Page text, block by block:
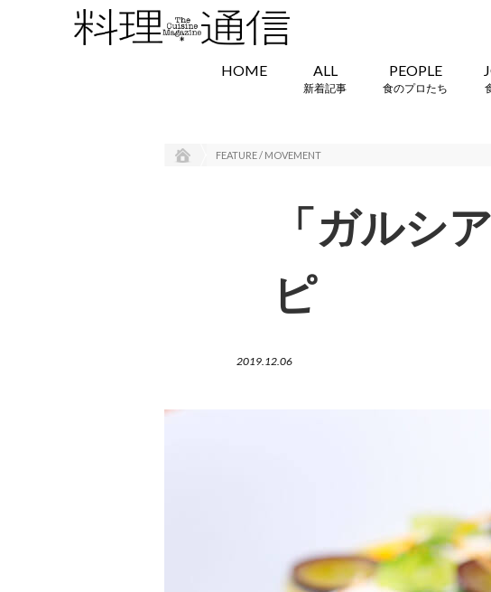
HOME ALL
新着記事
PEOPLE
食のプロたち
FEATURE / MOVEMENT
「ガルシ
ピ
2019.12.06